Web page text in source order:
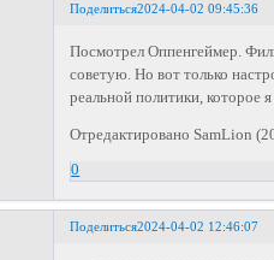
Поделиться2024-04-02 09:45:36
Посмотрел Оппенгеймер.
советую. Но вот только
реальной политики, которое
Отредактировано SamLion
0
Поделиться2024-04-02 12:46:07